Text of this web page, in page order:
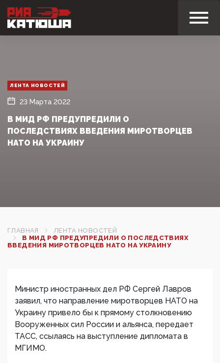
ЛЕНТА НОВОСТЕЙ
23 Марта 2022
В МИД РФ ПРЕДУПРЕДИЛИ О
ПОСЛЕДСТВИЯХ ВВЕДЕНИЯ МИРОТВОРЦЕВ
НАТО НА УКРАИНУ
ГЛАВНАЯ
ЛЕНТА НОВОСТЕЙ
В МИД РФ ПРЕДУПРЕДИЛИ О ПОСЛЕДСТВИЯХ
ВВЕДЕНИЯ МИРОТВОРЦЕВ НАТО НА УКРАИНУ
Министр иностранных дел РФ Сергей Лавров
заявил, что направление миротворцев НАТО на
Украину привело бы к прямому столкновению
Вооруженных сил России и альянса, передает
ТАСС, ссылаясь на выступление дипломата в
МГИМО.